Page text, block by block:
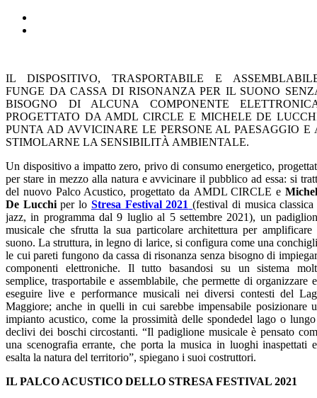
IL DISPOSITIVO, TRASPORTABILE E
FUNGE DA CASSA DI RISONANZA PER IL SUONO
BISOGNO DI ALCUNA COMPONENTE
PROGETTATO DA AMDL CIRCLE E MICHELE DE
PUNTA AD AVVICINARE LE PERSONE AL PAESAGGIO E
STIMOLARNE LA SENSIBILITÀ AMBIENTALE.
Un dispositivo a impatto zero, privo di consumo energetico,
per stare in mezzo alla natura e avvicinare il pubblico ad essa: si
del nuovo Palco Acustico, progettato da AMDL CIRCLE e
De Lucchiper lo Stresa Festival 2021 (festival di musica classica
jazz, in programma dal 9 luglio al 5 settembre 2021), un
musicale che sfrutta la sua particolare architettura per amplificare
suono. La struttura, in legno di larice, si configura come una
le cui pareti fungono da cassa di risonanza senza bisogno di
componenti elettroniche. Il tutto basandosi su un sistema
semplice, trasportabile e assemblabile, che permette di organizzare
eseguire live e performance musicali nei diversi contesti del
Maggiore; anche in quelli in cui sarebbe impensabile posizionare
impianto acustico, come la prossimità delle spondedel lago o
declivi dei boschi circostanti. “Il padiglione musicale è pensato
una scenografia errante, che porta la musica in luoghi inaspettati
esalta la natura del territorio”, spiegano i suoi costruttori.
IL PALCO ACUSTICO DELLO STRESA FESTIVAL 2021